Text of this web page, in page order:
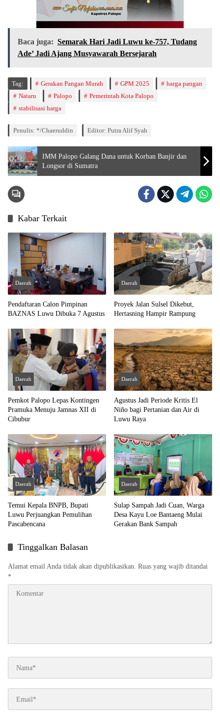
Baca juga: Semarak Hari Jadi Luwu ke-757, Tudang
Ade’ Jadi Ajang Musyawarah Bersejarah
Tag: Gerakan Pangan Murah GPM 2025
harga pangan
Nataru
Palopo
Pemerintah Kota Palopo
stabilisasi harga
Penulis: */Chaeruddin Editor: Putra Alif Syah
IMM Palopo Galang Dana untuk Korban Banjir dan
Longsor di Sumatra
Kabar Terkait
Daerah
Pendaftaran Calon Pimpinan
BAZNAS Luwu Dibuka 7 Agustus
Daerah
Proyek Jalan Sulsel Dikebut,
Hertasning Hampir Rampung
Daerah
Pemkot Palopo Lepas Kontingen
Pramuka Menuju Jamnas XII di
Cibubur
Daerah
Agustus Jadi Periode Kritis El
Niño bagi Pertanian dan Air di
Luwu Raya
Daerah
Temui Kepala BNPB, Bupati
Luwu Perjuangkan Pemulihan
Pascabencana
Daerah
Sulap Sampah Jadi Cuan, Warga
Desa Kayu Loe Bantaeng Mulai
Gerakan Bank Sampah
Tinggalkan Balasan
Alamat email Anda tidak akan dipublikasikan. Ruas yang wajib ditandai
*